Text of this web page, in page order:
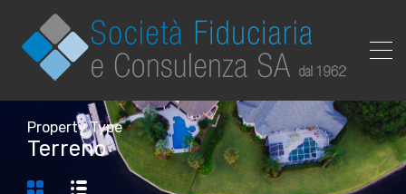
Property Type
Terreno